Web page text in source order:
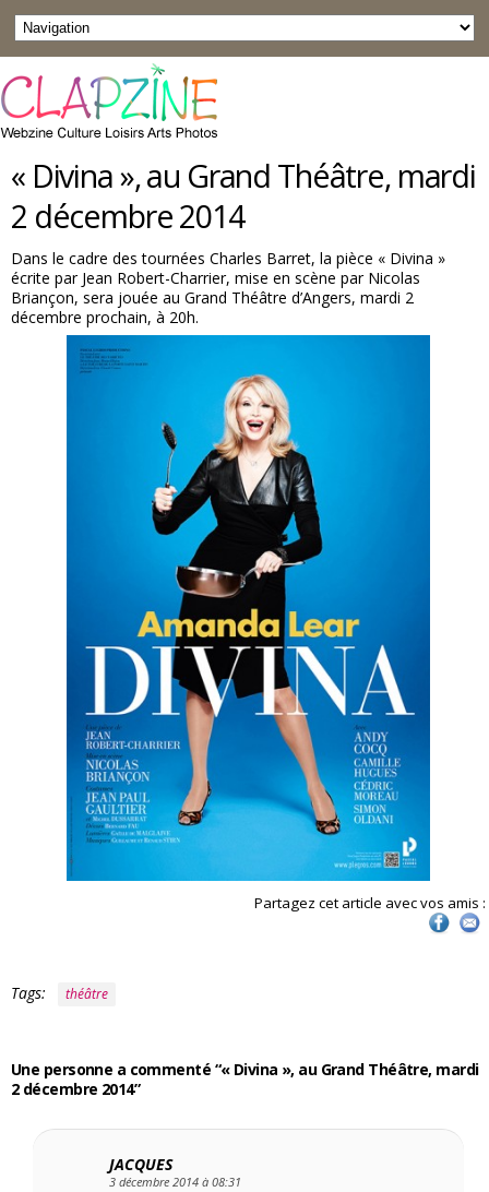
« Divina », au Grand Théâtre, mardi
2 décembre 2014
Dans le cadre des tournées Charles Barret, la pièce « Divina »
écrite par Jean Robert-Charrier, mise en scène par Nicolas
Briançon, sera jouée au Grand Théâtre d’Angers, mardi 2
décembre prochain, à 20h.
Partagez cet article avec vos amis :
Tags: théâtre
Une personne a commenté “« Divina », au Grand Théâtre, mardi
2 décembre 2014”
JACQUES
3 décembre 2014 à 08:31